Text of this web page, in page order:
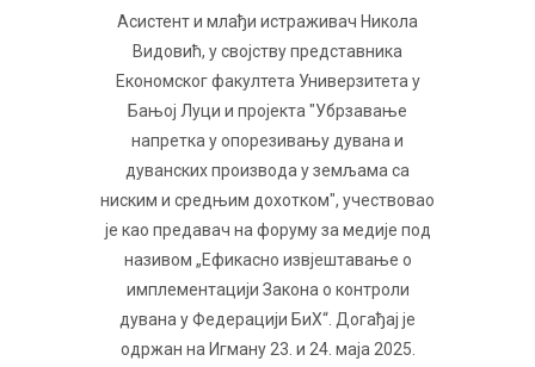
Асистент и млађи истраживач Никола
Видовић, у својству представника
Економског факултета Универзитета у
Бањој Луци и пројекта "Убрзавање
напретка у опорезивању дувана и
дуванских производа у земљама са
ниским и средњим дохотком", учествовао
је као предавач на форуму за медије под
називом „Ефикасно извјештавање о
имплементацији Закона о контроли
дувана у Федерацији БиХ“. Догађај је
одржан на Игману 23. и 24. маја 2025.